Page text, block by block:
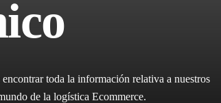
toda la información relativa a nuestros
de la logística Ecommerce.